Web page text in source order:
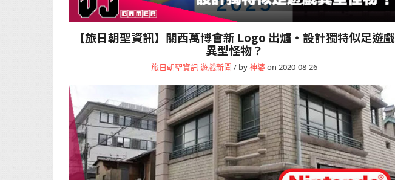
【旅日朝聖資訊】關西萬博會新 Logo 出爐・設計獨特似足遊戲
異型怪物？
旅日朝聖資訊遊戲新聞 / by神婆on 2020-08-26